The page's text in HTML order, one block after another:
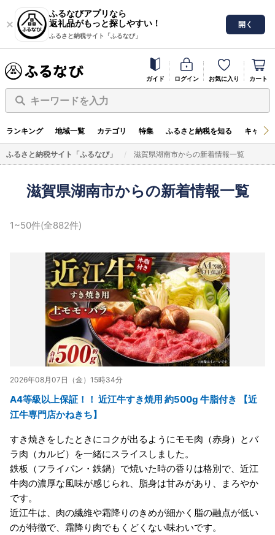
ふるなびアプリなら
返礼品がもっと探しやすい！
ふるさと納税サイト「ふるなび」
開く
ガイド ログイン お気に入り カート
キーワードを入力
ランキング 地域一覧 カテゴリ 特集 ふるさと納税を知る キャン
ふるさと納税サイト「ふるなび」 滋賀県湖南市からの新着情報一覧
滋賀県湖南市からの新着情報一覧
1~50件(全882件)
2026年08月07日（金）15時34分
A4等級以上保証！！ 近江牛すき焼用 約500g 牛脂付き 【近
江牛専門店かねきち】
すき焼きをしたときにコクが出るようにモモ肉（赤身）とバ
ラ肉（カルビ）を一緒にスライスしました。
鉄板（フライパン・鉄鍋）で焼いた時の香りは格別で、近江
牛肉の濃厚な風味が感じられ、脂身は甘みがあり、まろやか
です。
近江牛は、肉の繊維や霜降りのきめが細かく脂の融点が低い
のが特徴で、霜降り肉でもくどくない味わいです。